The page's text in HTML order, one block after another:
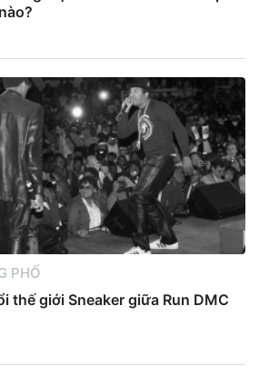
PHỐ
thế giới Sneaker giữa Run DMC